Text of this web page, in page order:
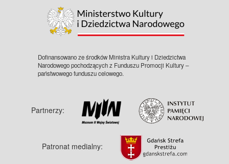
Dofinansowano ze środków Ministra Kultury i Dziedzictwa
Narodowego pochodzących z Funduszu Promocji Kultury –
państwowego funduszu celowego.
Partnerzy:
Patronat medialny: